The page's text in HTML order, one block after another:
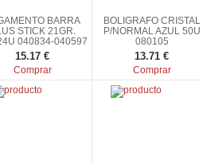
BARRA
STICK 21GR.
040834-040597
15.17 €
Comprar
BOLIGRAFO CRISTAL
P/NORMAL AZUL 50U
080105
13.71 €
Comprar